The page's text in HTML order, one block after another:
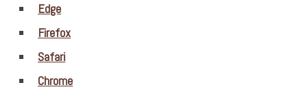
Edge
Firefox
Safari
Chrome